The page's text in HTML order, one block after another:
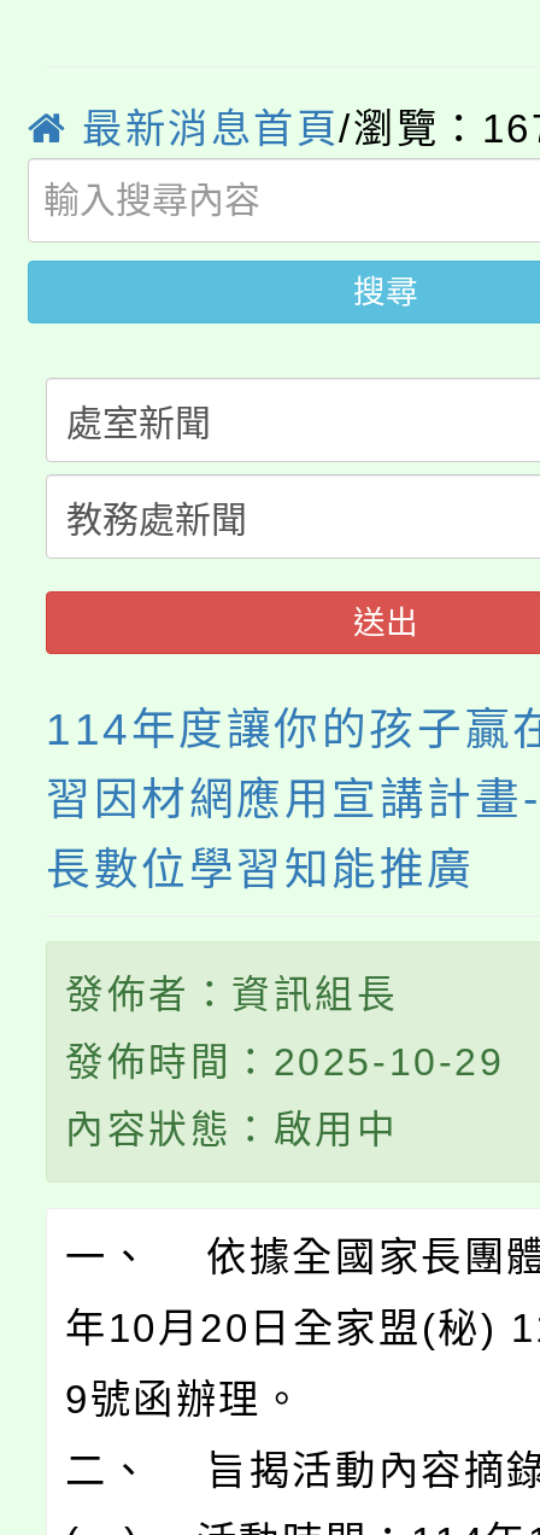
局官網。
8月14至27日，桃園電
開!
115年桃園市運動會8/
田徑場及游泳池舉行。
桃園市低收入戶享有免
視費優惠，中低收入戶
半價優惠，詳情可洽有
者。
大園自造教育及科技
份教師增能研習
份教師研習
淨零綠生活教案入校路
會
115年食農教育專業人
程
最新消息首頁/瀏覽：
搜尋
送出
114年度讓你的孩子贏
習因材網應用宣講計畫
長數位學習知能推廣
發佈者：資訊組長
發佈時間：2025-10-29
內容狀態：啟用中
一、 依據全國家長團
年10月20日全家盟(秘)
9號函辦理。
二、 旨揭活動內容摘